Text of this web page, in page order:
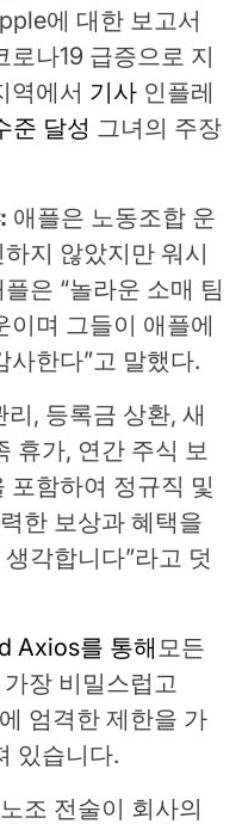
에 대한 보고서
로나19 급증으로 지
역에서 기사 인플레
준 달성 그녀의 주장
애플은 노동조합 운
지 않았지만 워시
은 “놀라운 소매 팀
이며 그들이 애플에
한다”고 말했다.
, 등록금 상환, 새
휴가, 연간 주식 보
포함하여 정규직 및
한 보상과 혜택을
각합니다”라고 덧
Axios를 통해모든
장 비밀스럽고
엄격한 제한을 가
있습니다.
조 전술이 회사의